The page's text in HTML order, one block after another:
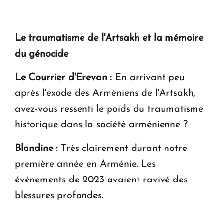
Le traumatisme de l'Artsakh et la mémoire
du génocide
Le Courrier d'Erevan : En arrivant peu
après l'exode des Arméniens de l'Artsakh,
avez-vous ressenti le poids du traumatisme
historique dans la société arménienne ?
Blandine : Très clairement durant notre
première année en Arménie. Les
événements de 2023 avaient ravivé des
blessures profondes.